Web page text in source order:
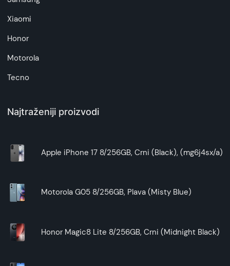
Xiaomi
Honor
Motorola
Tecno
Najtraženiji proizvodi
Apple iPhone 17 8/256GB, Crni (Black), (mg6j4sx/a)
Motorola G05 8/256GB, Plava (Misty Blue)
Honor Magic8 Lite 8/256GB, Crni (Midnight Black)